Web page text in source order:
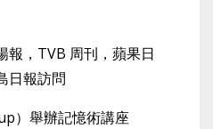
報，TVB 周刊，蘋果日
日報訪問
）舉辦記憶術講座